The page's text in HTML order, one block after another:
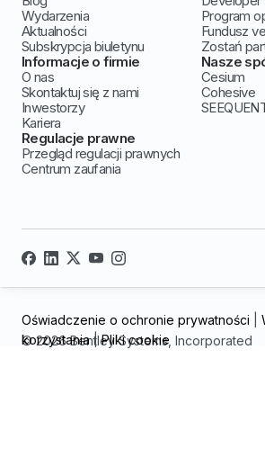
Wydarzenia
Aktualności
Subskrypcja biuletynu
Program
Fundusz
Zostań
Informacje o firmie
O nas
Skontaktuj się z nami
Inwestorzy
Kariera
Nasze
Cesium
Cohesive
Regulacje prawne
Przegląd regulacji prawnych
Centrum zaufania
© 2026 Bentley Systems, Incorporated
Oświadczenie o ochronie prywatności
korzystania|Pliki cookie